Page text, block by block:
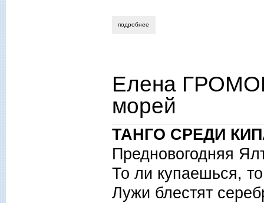
подробнее
Елена
морей
ТАНГО СРЕДИ
Предновогодняя
То ли купаешься,
Лужи блестят